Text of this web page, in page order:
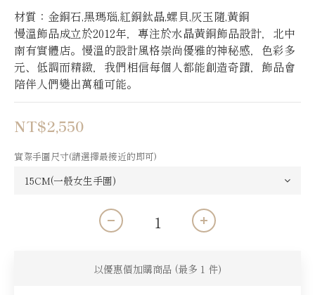
材質：金銅石,黑瑪瑙,紅銅鈦晶,螺貝,灰玉隨,黃銅
慢溫飾品成立於2012年，專注於水晶黃銅飾品設計，北中
南有實體店。慢溫的設計風格崇尚優雅的神秘感，色彩多
元、低調而精緻，我們相信每個人都能創造奇蹟，飾品會
陪伴人們變出萬種可能。
NT$2,550
實際手圍尺寸(請選擇最接近的即可)
以優惠價加購商品 (最多 1 件)